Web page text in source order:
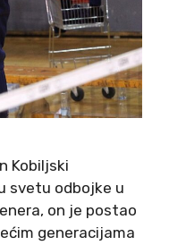
Kobiljski
svetu odbojke u
on je postao
generacijama